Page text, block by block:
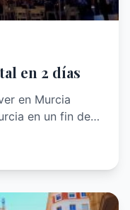
en 2 días
en Murcia
en un fin de…